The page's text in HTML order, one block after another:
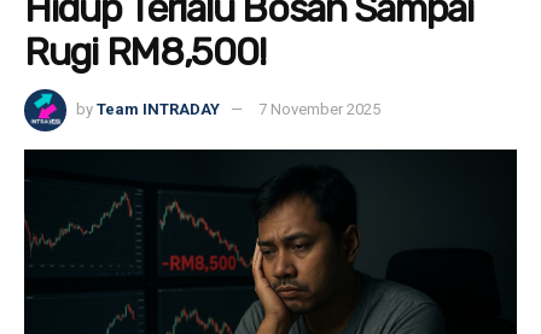
Rugi RM8,500!
by Team INTRADAY 7 November 2025